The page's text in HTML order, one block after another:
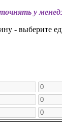
у
- выберите